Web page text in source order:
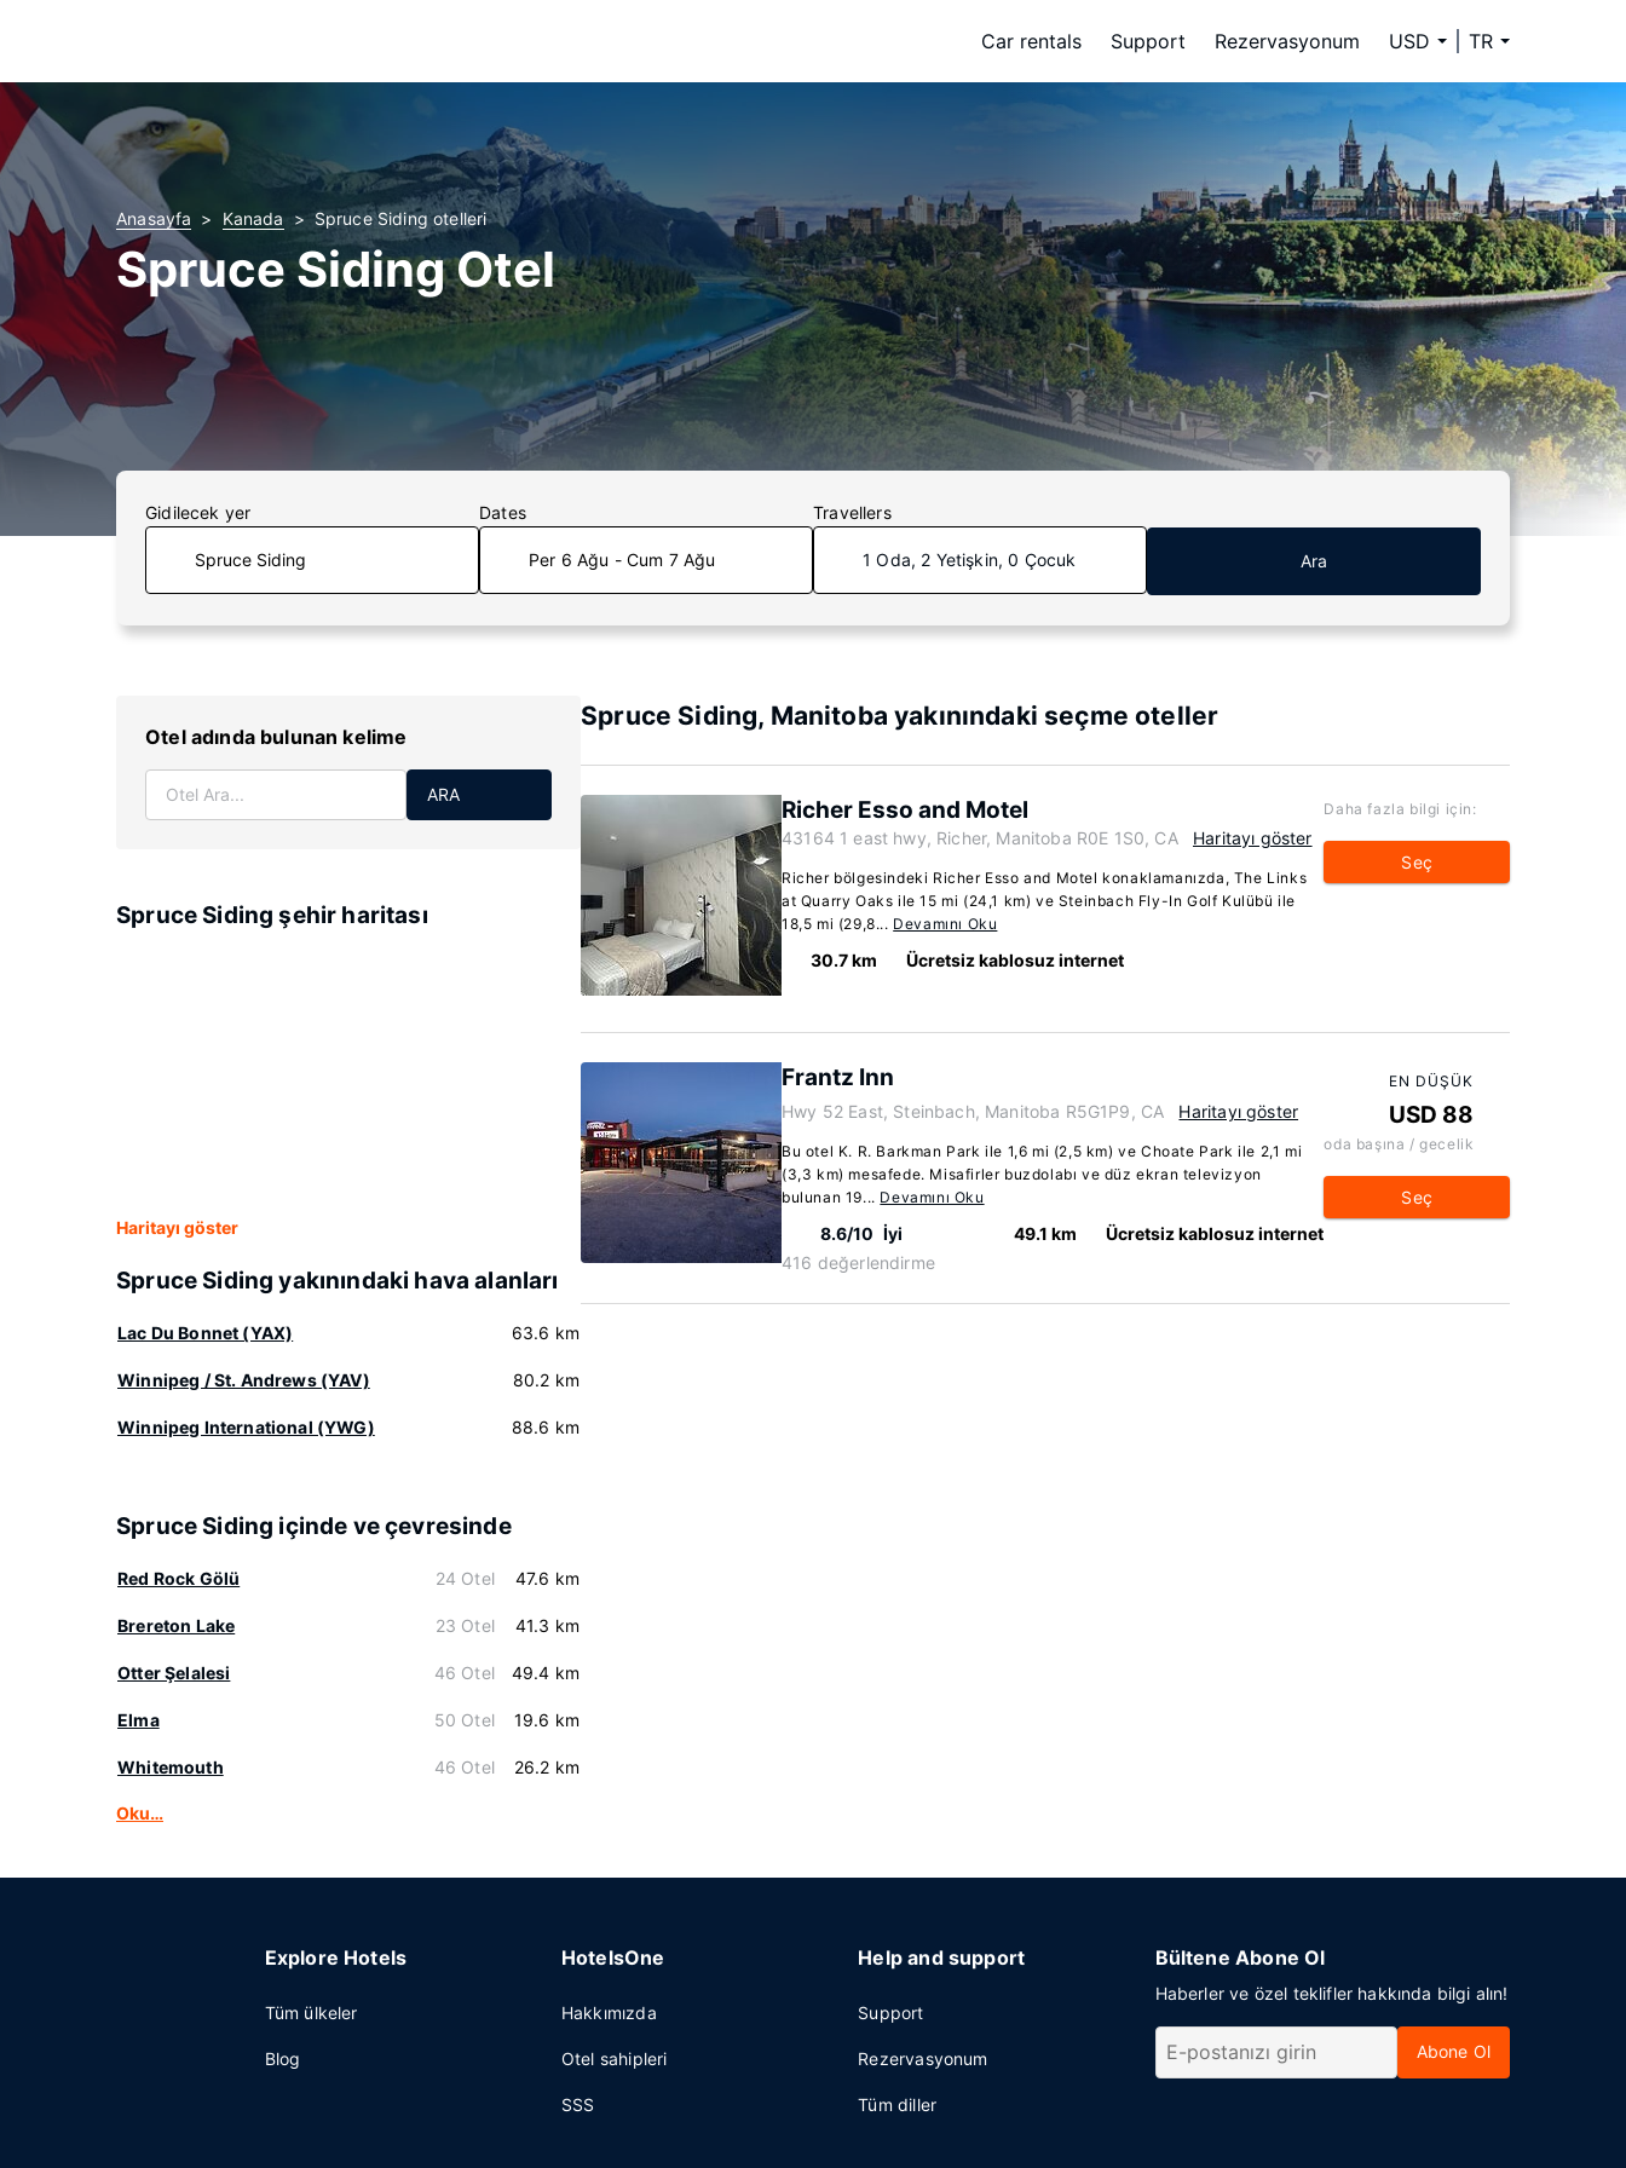
Car rentals Support Rezervasyonum USD TR
Anasayfa Kanada Spruce Siding otelleri
Spruce Siding Otel
Gidilecek yer Dates
Per 6 Ağu - Cum 7 Ağu
Travellers
1 Oda, 2 Yetişkin, 0 Çocuk Ara
Otel adında bulunan kelime
ARA
Spruce Siding şehir haritası
Haritayı göster
Spruce Siding yakınındaki hava alanları
Lac Du Bonnet (YAX) 63.6 km
Winnipeg / St. Andrews (YAV) 80.2 km
Winnipeg International (YWG) 88.6 km
Spruce Siding içinde ve çevresinde
Red Rock Gölü 24 Otel 47.6 km
Brereton Lake 23 Otel 41.3 km
Otter Şelalesi 46 Otel 49.4 km
Elma 50 Otel 19.6 km
Whitemouth 46 Otel 26.2 km
Oku…
Spruce Siding, Manitoba yakınındaki seçme oteller
Richer Esso and Motel
43164 1 east hwy, Richer, Manitoba R0E 1S0, CA Haritayı göster
Richer bölgesindeki Richer Esso and Motel konaklamanızda, The Links
at Quarry Oaks ile 15 mi (24,1 km) ve Steinbach Fly-In Golf Kulübü ile
18,5 mi (29,8... Devamını Oku
30.7 km Ücretsiz kablosuz internet
Daha fazla bilgi için:
Seç
Frantz Inn
Hwy 52 East, Steinbach, Manitoba R5G1P9, CA Haritayı göster
Bu otel K. R. Barkman Park ile 1,6 mi (2,5 km) ve Choate Park ile 2,1 mi
(3,3 km) mesafede. Misafirler buzdolabı ve düz ekran televizyon
bulunan 19... Devamını Oku
8.6/10 İyi
416 değerlendirme
49.1 km Ücretsiz kablosuz internet
EN DÜŞÜK
USD 88
oda başına / gecelik
Seç
Explore Hotels
Tüm ülkeler
Blog
HotelsOne
Hakkımızda
Otel sahipleri
SSS
Help and support
Support
Rezervasyonum
Tüm diller
Bültene Abone Ol
Haberler ve özel teklifler hakkında bilgi alın!
Abone Ol